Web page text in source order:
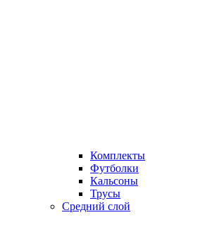
Комплекты
Футболки
Кальсоны
Трусы
Средний слой